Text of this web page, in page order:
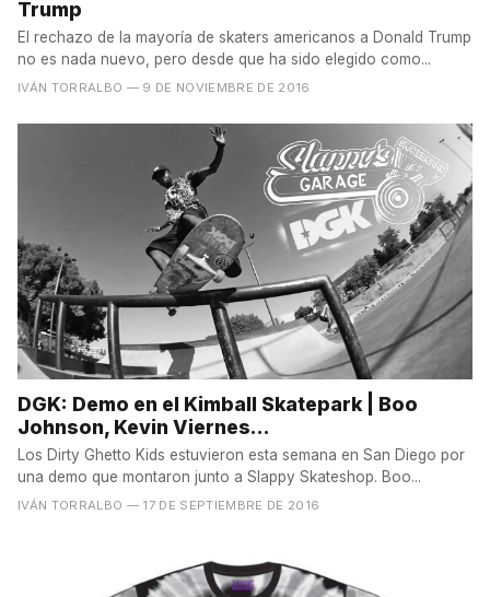
Trump
El rechazo de la mayoría de skaters americanos a Donald Trump
no es nada nuevo, pero desde que ha sido elegido como...
IVÁN TORRALBO — 9 DE NOVIEMBRE DE 2016
DGK: Demo en el Kimball Skatepark | Boo
Johnson, Kevin Viernes...
Los Dirty Ghetto Kids estuvieron esta semana en San Diego por
una demo que montaron junto a Slappy Skateshop. Boo...
IVÁN TORRALBO — 17 DE SEPTIEMBRE DE 2016